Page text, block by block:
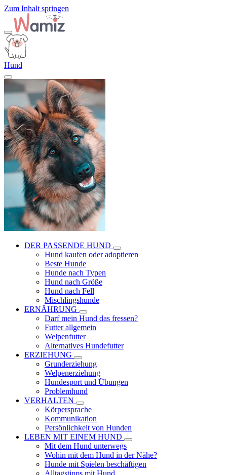
Zum Inhalt springen
Hund
DER PASSENDE HUND
Hund kaufen oder adoptieren
Beste Hunde
Hunde nach Typen
Hund nach Größe
Hund nach Fell
Mischlingshunde
ERNÄHRUNG
Darf mein Hund das fressen?
Futter allgemein
Welpenfutter
Alternatives Hundefutter
ERZIEHUNG
Grunderziehung
Welpenerziehung
Hundesport und Übungen
Problemhund
VERHALTEN
Körpersprache
Kommunikation
Persönlichkeit von Hunden
LEBEN MIT EINEM HUND
Mit dem Hund unterwegs
Wohin mit dem Hund in der Nähe?
Hunde mit Spielen beschäftigen
Alltagstipps mit Hund